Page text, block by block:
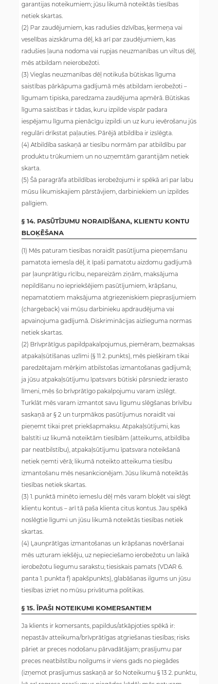
garantijas noteikumiem; jūsu likumā noteiktās tiesības
netiek skartas.
(2) Par zaudējumiem, kas radušies dzīvības, ķermeņa vai
veselības aizskāruma dēļ, kā arī par zaudējumiem, kas
radušies ļauna nodoma vai rupjas neuzmanības un viltus dēļ,
mēs atbildam neierobežoti.
(3) Vieglas neuzmanības dēļ notikuša būtiskas līguma
saistības pārkāpuma gadījumā mēs atbildam ierobežoti –
līgumam tipiska, paredzama zaudējuma apmērā. Būtiskas
līguma saistības ir tādas, kuru izpilde vispār padara
iespējamu līguma pienācīgu izpildi un uz kuru ievērošanu jūs
regulāri drīkstat paļauties. Pārējā atbildība ir izslēgta.
(4) Atbildība saskaņā ar tiesību normām par atbildību par
produktu trūkumiem un no uzņemtām garantijām netiek
skarta.
(5) Šā paragrāfa atbildības ierobežojumi ir spēkā arī par labu
mūsu likumiskajiem pārstāvjiem, darbiniekiem un izpildes
palīgiem.
§ 14. PASŪTĪJUMU NORAIDĪŠANA, KLIENTU KONTU
BLOĶĒŠANA
(1) Mēs paturam tiesības noraidīt pasūtījuma pieņemšanu
pamatota iemesla dēļ, it īpaši pamatotu aizdomu gadījumā
par ļaunprātīgu rīcību, nepareizām ziņām, maksājuma
nepildīšanu no iepriekšējiem pasūtījumiem, krāpšanu,
nepamatotiem maksājuma atgriezeniskiem pieprasījumiem
(chargeback) vai mūsu darbinieku apdraudējuma vai
apvainojuma gadījumā. Diskriminācijas aizlieguma normas
netiek skartas.
(2) Brīvprātīgus papildpakalpojumus, piemēram, bezmaksas
atpakaļsūtīšanas uzlīmi (§ 11 2. punkts), mēs piešķiram tikai
paredzētajam mērķim atbilstošas izmantošanas gadījumā;
ja jūsu atpakaļsūtījumu īpatsvars būtiski pārsniedz ierasto
līmeni, mēs šo brīvprātīgo pakalpojumu varam izslēgt.
Turklāt mēs varam izmantot savu līgumu slēgšanas brīvību
saskaņā ar § 2 un turpmākos pasūtījumus noraidīt vai
pieņemt tikai pret priekšapmaksu. Atpakaļsūtījumi, kas
balstīti uz likumā noteiktām tiesībām (atteikums, atbildība
par neatbilstību), atpakaļsūtījumu īpatsvara noteikšanā
netiek ņemti vērā; likumā noteikto atteikuma tiesību
izmantošanu mēs nesankcionējam. Jūsu likumā noteiktās
tiesības netiek skartas.
(3) 1. punktā minēto iemeslu dēļ mēs varam bloķēt vai slēgt
klientu kontus – arī tā paša klienta citus kontus. Jau spēkā
noslēgtie līgumi un jūsu likumā noteiktās tiesības netiek
skartas.
(4) Ļaunprātīgas izmantošanas un krāpšanas novēršanai
mēs uzturam iekšēju, uz nepieciešamo ierobežotu un laikā
ierobežotu liegumu sarakstu; tiesiskais pamats (VDAR 6.
panta 1. punkta f) apakšpunkts), glabāšanas ilgums un jūsu
tiesības izriet no mūsu privātuma politikas.
§ 15. ĪPAŠI NOTEIKUMI KOMERSANTIEM
Ja klients ir komersants, papildus/atkāpjoties spēkā ir:
nepastāv atteikuma/brīvprātīgas atgriešanas tiesības; risks
pāriet ar preces nodošanu pārvadātājam; prasījumu par
preces neatbilstību noilgums ir viens gads no piegādes
(izņemot prasījumus saskaņā ar šo Noteikumu § 13 2. punktu,